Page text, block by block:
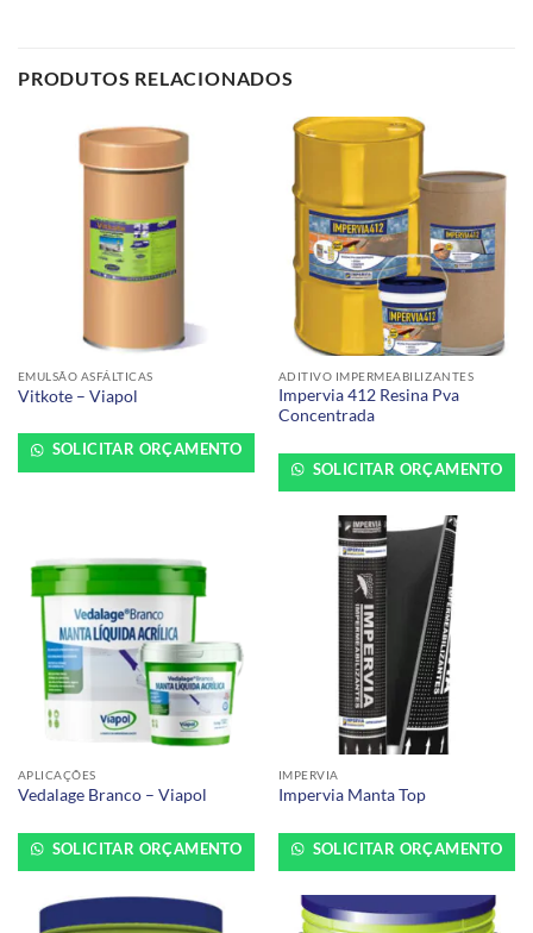
PRODUTOS RELACIONADOS
EMULSÃO ASFÁLTICAS
Vitkote – Viapol
SOLICITAR ORÇAMENTO
ADITIVO IMPERMEABILIZANTES
Impervia 412 Resina Pva
Concentrada
SOLICITAR ORÇAMENTO
APLICAÇÕES
Vedalage Branco – Viapol
SOLICITAR ORÇAMENTO
IMPERVIA
Impervia Manta Top
SOLICITAR ORÇAMENTO